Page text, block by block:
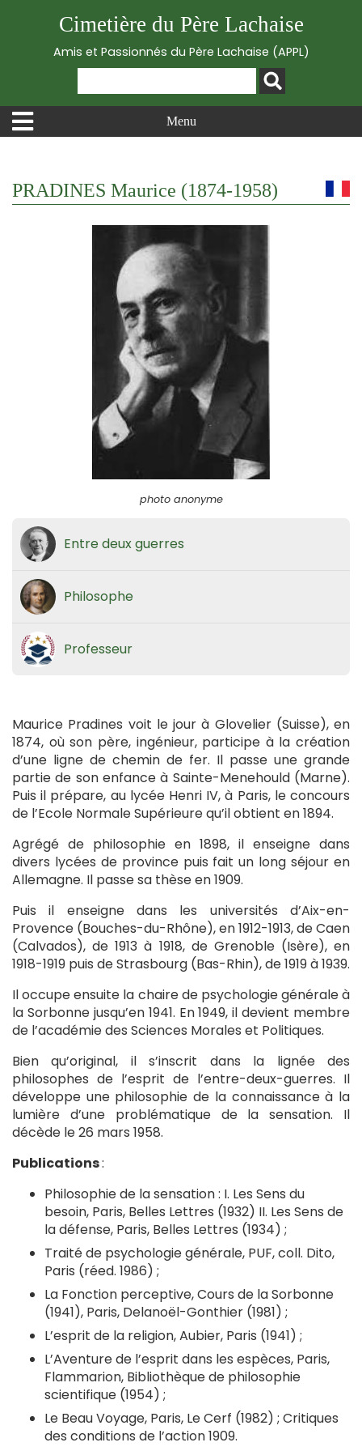
Cimetière du Père Lachaise
Amis et Passionnés du Père Lachaise (APPL)
Menu
PRADINES Maurice (1874-1958)
photo anonyme
Entre deux guerres
Philosophe
Professeur
Maurice Pradines voit le jour à Glovelier (Suisse), en
1874, où son père, ingénieur, participe à la création
d’une ligne de chemin de fer. Il passe une grande
partie de son enfance à Sainte-Menehould (Marne).
Puis il prépare, au lycée Henri IV, à Paris, le concours
de l’Ecole Normale Supérieure qu’il obtient en 1894.
Agrégé de philosophie en 1898, il enseigne dans
divers lycées de province puis fait un long séjour en
Allemagne. Il passe sa thèse en 1909.
Puis il enseigne dans les universités d’Aix-en-
Provence (Bouches-du-Rhône), en 1912-1913, de Caen
(Calvados), de 1913 à 1918, de Grenoble (Isère), en
1918-1919 puis de Strasbourg (Bas-Rhin), de 1919 à 1939.
Il occupe ensuite la chaire de psychologie générale à
la Sorbonne jusqu’en 1941. En 1949, il devient membre
de l’académie des Sciences Morales et Politiques.
Bien qu’original, il s’inscrit dans la lignée des
philosophes de l’esprit de l’entre-deux-guerres. Il
développe une philosophie de la connaissance à la
lumière d’une problématique de la sensation. Il
décède le 26 mars 1958.
Publications:
Philosophie de la sensation : I. Les Sens du
besoin, Paris, Belles Lettres (1932) II. Les Sens de
la défense, Paris, Belles Lettres (1934) ;
Traité de psychologie générale, PUF, coll. Dito,
Paris (réed. 1986) ;
La Fonction perceptive, Cours de la Sorbonne
(1941), Paris, Delanoël-Gonthier (1981) ;
L’esprit de la religion, Aubier, Paris (1941) ;
L’Aventure de l’esprit dans les espèces, Paris,
Flammarion, Bibliothèque de philosophie
scientifique (1954) ;
Le Beau Voyage, Paris, Le Cerf (1982) ; Critiques
des conditions de l’action 1909.